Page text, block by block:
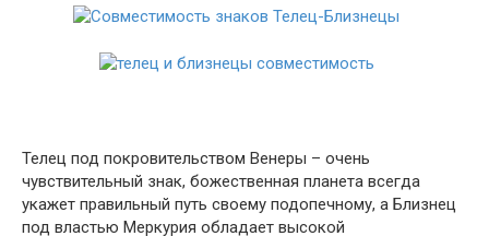
Телец под покровительством Венеры – очень
чувствительный знак, божественная планета всегда
укажет правильный путь своему подопечному, а Близнец
под властью Меркурия обладает высокой